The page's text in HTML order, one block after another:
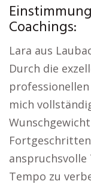
Coachings:
Lara aus
Durch die
mich
Tempo zu